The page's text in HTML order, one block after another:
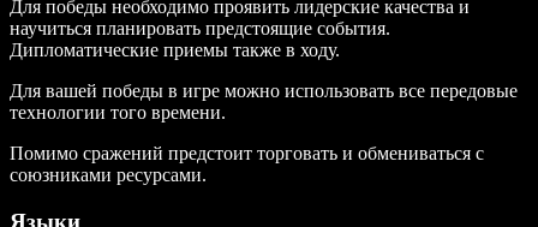
Для победы необходимо проявить лидерские качества и
научиться планировать предстоящие события.
Дипломатические приемы также в ходу.
Для вашей победы в игре можно использовать все передовые
технологии того времени.
Помимо сражений предстоит торговать и обмениваться с
союзниками ресурсами.
Языки